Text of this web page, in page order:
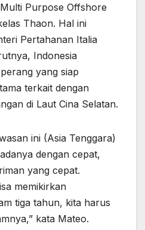
Purpose Offshore
Thaon. Hal ini
Pertahanan Italia
Indonesia
yang siap
terkait dengan
di Laut Cina Selatan.
ini (Asia Tenggara)
dengan cepat,
yang cepat.
memikirkan
tiga tahun, kita harus
kata Mateo.